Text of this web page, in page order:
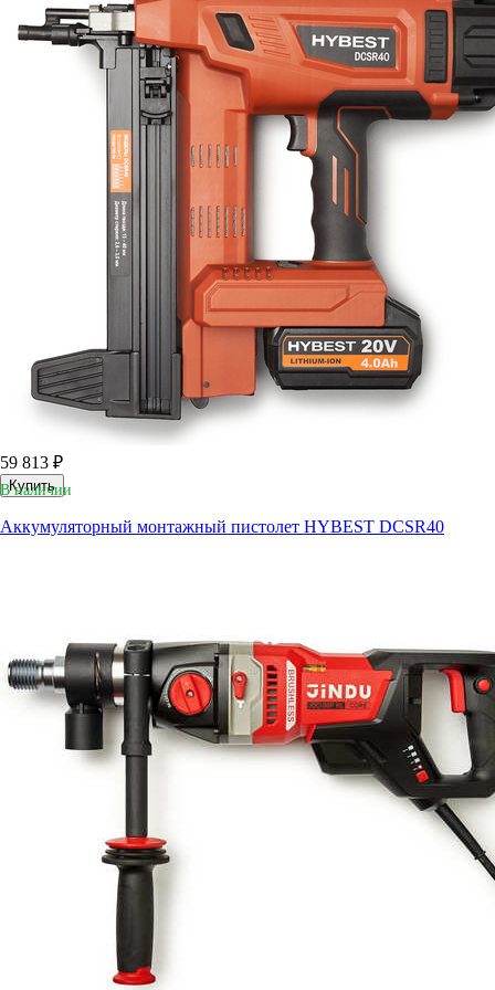
59 813 ₽
Купить
В наличии
Аккумуляторный монтажный пистолет HYBEST DCSR40